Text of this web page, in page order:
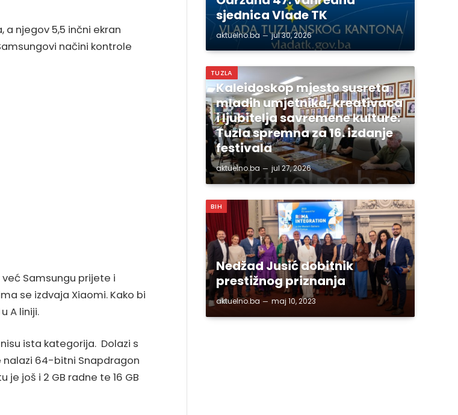
njegov 5,5 inčni ekran
načini kontrole
Samsungu prijete i
se izdvaja Xiaomi. Kako bi
A liniji.
ista kategorija. Dolazi s
64-bitni Snapdragon
je još i 2 GB radne te 16 GB
sjednica Vlade TK
aktuelno.ba jul 30, 2026
TUZLA
Kaleidoskop mjesto susreta
mladih umjetnika, kreativaca
i ljubitelja savremene kulture:
Tuzla spremna za 16. izdanje
festivala
aktuelno.ba jul 27, 2026
BIH
Nedžad Jusić dobitnik
prestižnog priznanja
aktuelno.ba maj 10, 2023